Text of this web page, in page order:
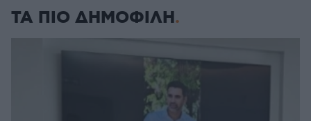
ΤΑ ΠΙΟ ΔΗΜΟΦΙΛΗ